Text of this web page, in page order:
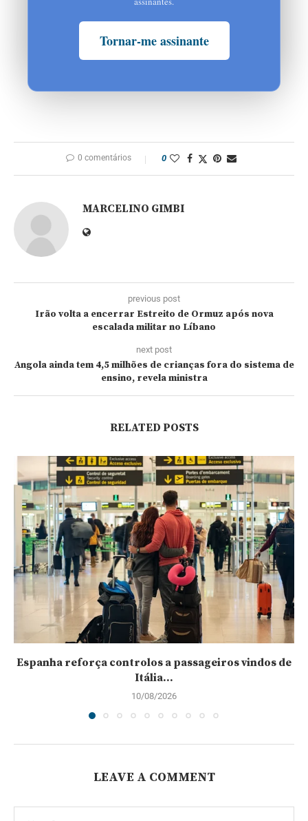
Tornar-me assinante
0 comentários 0
MARCELINO GIMBI
previous post
Irão volta a encerrar Estreito de Ormuz após nova
escalada militar no Líbano
next post
Angola ainda tem 4,5 milhões de crianças fora do sistema de
ensino, revela ministra
RELATED POSTS
Espanha reforça controlos a passageiros vindos de
Itália...
10/08/2026
LEAVE A COMMENT